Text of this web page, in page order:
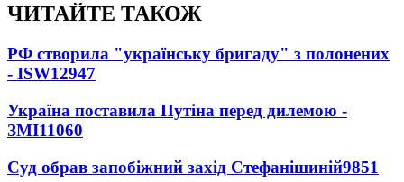
ЧИТАЙТЕ ТАКОЖ
РФ створила "українську бригаду" з полонених
- ISW12947
Україна поставила Путіна перед дилемою -
ЗМІ11060
Суд обрав запобіжний захід Стефанішиній9851